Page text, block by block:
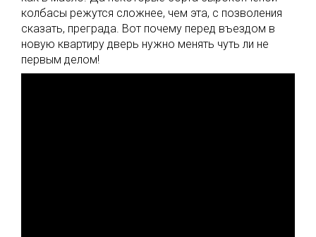
колбасы режутся сложнее, чем эта, с позволения
сказать, преграда. Вот почему перед въездом в
новую квартиру дверь нужно менять чуть ли не
первым делом!